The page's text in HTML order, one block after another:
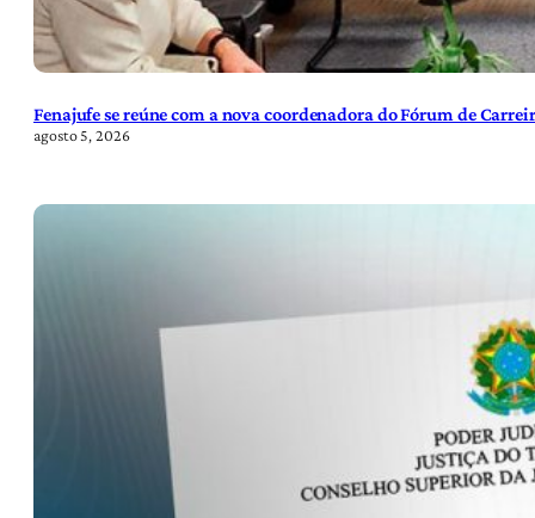
Fenajufe se reúne com a nova coordenadora do Fórum de
agosto 5, 2026